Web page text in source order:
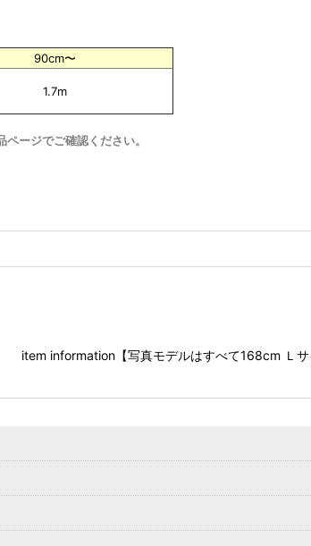
90cm〜
1.7m
ージでご確認ください。
【写真モデルはすべて168cm Ｌサイズ着